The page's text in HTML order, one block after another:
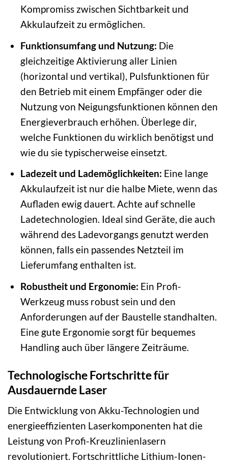
Kompromiss zwischen Sichtbarkeit und
Akkulaufzeit zu ermöglichen.
Funktionsumfang und Nutzung: Die
gleichzeitige Aktivierung aller Linien
(horizontal und vertikal), Pulsfunktionen für
den Betrieb mit einem Empfänger oder die
Nutzung von Neigungsfunktionen können den
Energieverbrauch erhöhen. Überlege dir,
welche Funktionen du wirklich benötigst und
wie du sie typischerweise einsetzt.
Ladezeit und Lademöglichkeiten: Eine lange
Akkulaufzeit ist nur die halbe Miete, wenn das
Aufladen ewig dauert. Achte auf schnelle
Ladetechnologien. Ideal sind Geräte, die auch
während des Ladevorgangs genutzt werden
können, falls ein passendes Netzteil im
Lieferumfang enthalten ist.
Robustheit und Ergonomie: Ein Profi-
Werkzeug muss robust sein und den
Anforderungen auf der Baustelle standhalten.
Eine gute Ergonomie sorgt für bequemes
Handling auch über längere Zeiträume.
Technologische Fortschritte für
Ausdauernde Laser
Die Entwicklung von Akku-Technologien und
energieeffizienten Laserkomponenten hat die
Leistung von Profi-Kreuzlinienlasern
revolutioniert. Fortschrittliche Lithium-Ionen-